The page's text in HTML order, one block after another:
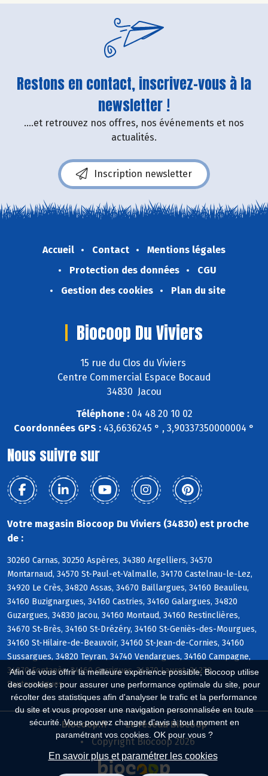
Afin de vous offrir la meilleure expérience possible, Biocoop utilise
des cookies : pour assurer une performance optimale du site, pour
récolter des statistiques afin d'analyser le trafic et la performance
du site et vous proposer une navigation personnalisée en toute
sécurité. Vous pouvez changer d'avis à tout moment en
paramétrant vos cookies. OK pour vous ?
En savoir plus et paramétrer les cookies
Restons en contact, inscrivez-vous à la
newsletter !
....et retrouvez nos offres, nos événements et nos
actualités.
Inscription newsletter
Accueil Contact
Mentions légales
Protection des données
CGU
Gestion des cookies
Plan du site
Biocoop Du Viviers
15 rue du Clos du Viviers
Centre Commercial Espace Bocaud
34830 Jacou
Téléphone :04 48 20 10 02
Coordonnées GPS : 43,6636245 ° , 3,90337350000004 °
Nous suivre sur
Votre magasin Biocoop Du Viviers (34830) est proche
de :
30260 Carnas, 30250 Aspères, 34380 Argelliers, 34570
Montarnaud, 34570 St-Paul-et-Valmalle, 34170 Castelnau-le-Lez,
34920 Le Crès, 34820 Assas, 34670 Baillargues, 34160 Beaulieu,
34160 Buzignargues, 34160 Castries, 34160 Galargues, 34820
Guzargues, 34830 Jacou, 34160 Montaud, 34160 Restinclières,
34670 St-Brès, 34160 St-Drézéry, 34160 St-Geniès-des-Mourgues,
34160 St-Hilaire-de-Beauvoir, 34160 St-Jean-de-Cornies, 34160
Sussargues, 34820 Teyran, 34740 Vendargues, 34160 Campagne,
34270 Fontanès, 34160 Garrigues, 34270 Lauret, 34270
Sauteyrargues
Biocoop.fr
Le réseau Biocoop
Copyright Biocoop 2026